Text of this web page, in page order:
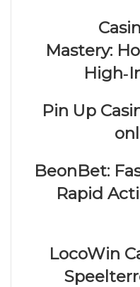
Mastery:
Pin Up
BeonBet:
Rapid
LocoWin